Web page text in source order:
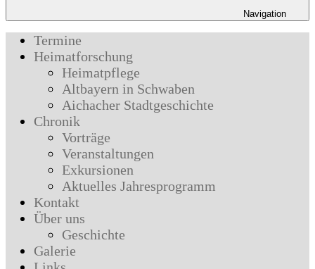
Navigation
Termine
Heimatforschung
Heimatpflege
Altbayern in Schwaben
Aichacher Stadtgeschichte
Chronik
Vorträge
Veranstaltungen
Exkursionen
Aktuelles Jahresprogramm
Kontakt
Über uns
Geschichte
Galerie